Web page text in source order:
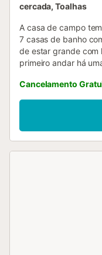
cercada, Toalhas
A casa de campo
7 casas de banho
de estar grande com
primeiro andar há
baloiços,
igreja de S. Miquel.
bicicleta de
tranquilo, onde se
panorâmica do
Cancelamento